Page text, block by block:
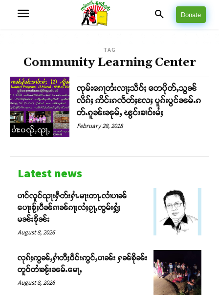
Donate
TAG
Community Learning Center
ပၢႆးပၺ်ႇၺႃႇ
ၸုမ်းၵေႃတႆးလႃႈသဵဝ်ႈ တေပိုတ်ႇသွၼ်
လိၵ်ႈ ဢိင်းၵလဵတ်ႈလႄႈ ပူၵ်းပွင်ၼမ်ႉၵ
တ်ႉၵူၼ်းၼုမ်ႇ ၽွင်းၶၢဝ်းမႆႈ
February 28, 2018
Latest news
ပၢင်လူင်ၺႃးႁဵတ်းႁၢႆႉမႃးတႃႉလၢႆပၢၼ် ​​
ပေႃးၶႂ်ႈပဵၼ်ၵၢၼ်ၵႃႈလႆႈၵႂႃႇၸွမ်းႁွႆႈ
မၼ်းၶိုၼ်း
August 8, 2026
လုၵ်ႈဢွၼ်ႇႁၢႆတီႈဝဵင်းဢွင်ႇပၢၼ်း ႁၼ်ၶိုၼ်း
တူဝ်တၢႆၼႂ်းၼမ်ႉမေႃႇ
August 8, 2026